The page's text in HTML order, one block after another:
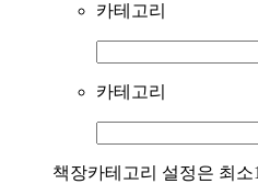
카테고리
카테고리
책장카테고리 설정은 최소